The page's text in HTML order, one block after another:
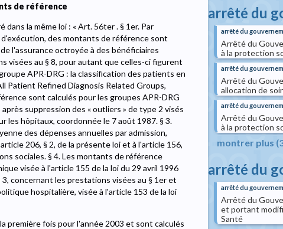
de référence
la même loi : « Art. 56ter . § 1er. Par
des montants de référence sont
l'assurance octroyée à des bénéficiaires
visées au § 8, pour autant que celles-ci figurent
APR-DRG : la classification des patients en
Patient Refined Diagnosis Related Groups,
sont calculés pour les groupes APR-DRG
suppression des « outliers » de type 2 visés
les hôpitaux, coordonnée le 7 août 1987. § 3.
des dépenses annuelles par admission,
206, § 2, de la présente loi et à l'article 156,
sociales. § 4. Les montants de référence
visée à l'article 155 de la loi du 29 avril 1996
concernant les prestations visées au § 1er et
hospitalière, visée à l'article 153 de la loi
première fois pour l'année 2003 et sont calculés
arrêté du
arrêté du
Arrêté du
à la protection
arrêté du
Arrêté du
allocation de
arrêté du
Arrêté du
à la protection
montrer plus
arrêté du
arrêté du
Arrêté du
et portant
Santé